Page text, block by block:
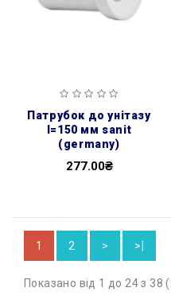
патрубок до унітазу
l=150 мм sanit
(germany)
277.00₴
1 2 > >|
Показано від 1 до 24 з 38